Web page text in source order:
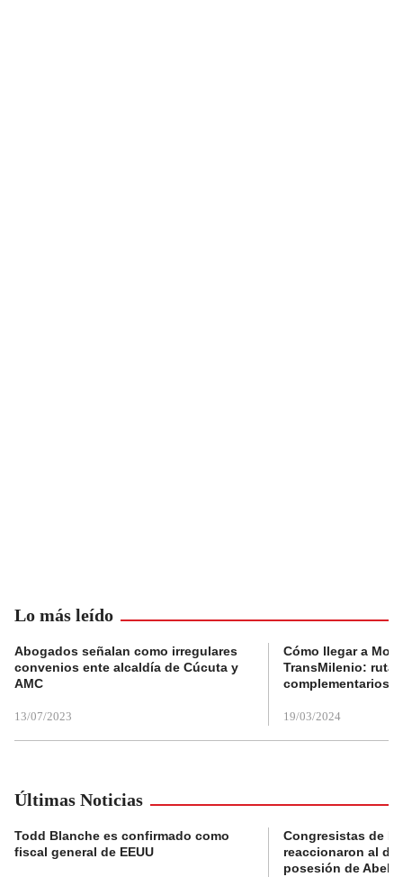
Lo más leído
Abogados señalan como irregulares
convenios ente alcaldía de Cúcuta y
AMC
13/07/2023
Cómo llegar a
TransMilenio:
complementarios
19/03/2024
Últimas Noticias
Todd Blanche es confirmado como
fiscal general de EEUU
Congresistas de
reaccionaron al
posesión de